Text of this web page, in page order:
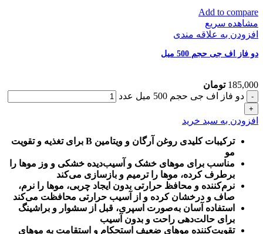
Add to compare
مشاهده سریع
افزودن به علاقه مندی
دو فاز اف جی حجم 500 میل
185,000 تومان
دو فاز اف جی حجم 500 میل عدد
افزودن به سبد خرید
ترکیبات کلیدی روغن آرگان و ویتامین B برای تغذیه و تقویت
مو
مناسب برای موهای خشک و آسیب‌دیده خشکی و وز موها را
برطرف کرده، موها را ترمیم و بازسازی می‌کند
نرم‌کننده و محافظ حرارتی بدون ایجاد چربی، موها را نرم،
صاف و درخشان کرده و از آسیب حرارتی محافظت می‌کند
استفاده آسان به‌صورت اسپری، قبل از سشوار و براشینگ
برای حالت‌دهی راحت و بدون آسیب
تقویت‌کننده موهای ضعیف استحکام و استقامت به موهای